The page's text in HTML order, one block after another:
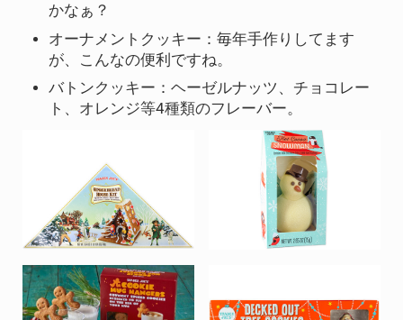
かなぁ？
オーナメントクッキー：毎年手作りしてます
が、こんなの便利ですね。
バトンクッキー：ヘーゼルナッツ、チョコレー
ト、オレンジ等4種類のフレーバー。